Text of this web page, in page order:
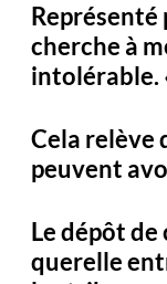
cherche à
intolérable.
Cela relève
peuvent
Le dépôt
querelle